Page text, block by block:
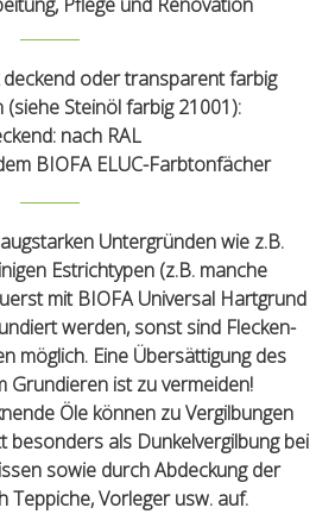
deckend oder transparent farbig
Steinöl farbig 21001):
nach RAL
BIOFA ELUC-Farbtonfächer
Untergründen wie z.B.
Estrichtypen (z.B. manche
mit BIOFA Universal Hartgrund
werden, sonst sind Flecken-
möglich. Eine Übersättigung des
Grundieren ist zu vermeiden!
Öle können zu Vergilbungen
besonders als Dunkelvergilbung bei
sowie durch Abdeckung der
Teppiche, Vorleger usw. auf.